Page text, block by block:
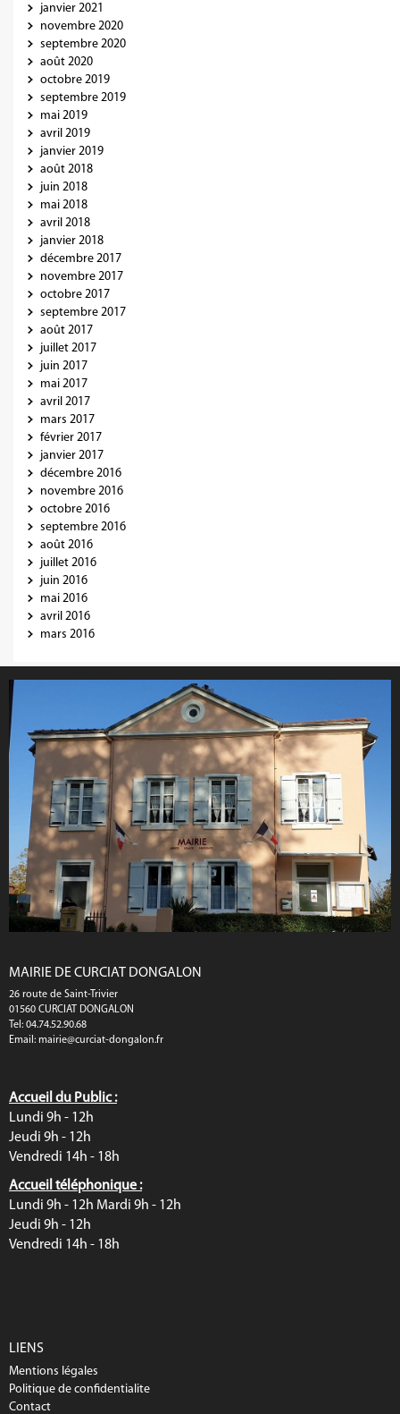
janvier 2021
novembre 2020
septembre 2020
août 2020
octobre 2019
septembre 2019
mai 2019
avril 2019
janvier 2019
août 2018
juin 2018
mai 2018
avril 2018
janvier 2018
décembre 2017
novembre 2017
octobre 2017
septembre 2017
août 2017
juillet 2017
juin 2017
mai 2017
avril 2017
mars 2017
février 2017
janvier 2017
décembre 2016
novembre 2016
octobre 2016
septembre 2016
août 2016
juillet 2016
juin 2016
mai 2016
avril 2016
mars 2016
MAIRIE DE CURCIAT DONGALON
26 route de Saint-Trivier
01560 CURCIAT DONGALON
Tel: 04.74.52.90.68
Email: mairie@curciat-dongalon.fr
Accueil du Public :
Lundi 9h - 12h
Jeudi 9h - 12h
Vendredi 14h - 18h
Accueil téléphonique :
Lundi 9h - 12h Mardi 9h - 12h
Jeudi 9h - 12h
Vendredi 14h - 18h
LIENS
Mentions légales
Politique de confidentialite
Contact